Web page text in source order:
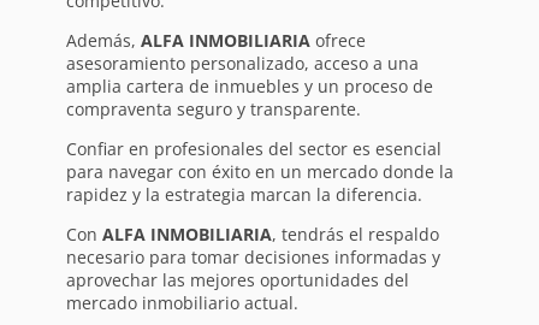
Además, ALFA INMOBILIARIAofrece
asesoramiento personalizado, acceso a una
amplia cartera de inmuebles y un proceso de
compraventa seguro y transparente.
Confiar en profesionales del sector es esencial
para navegar con éxito en un mercado donde la
rapidez y la estrategia marcan la diferencia.
Con ALFA INMOBILIARIA, tendrás el respaldo
necesario para tomar decisiones informadas y
aprovechar las mejores oportunidades del
mercado inmobiliario actual.